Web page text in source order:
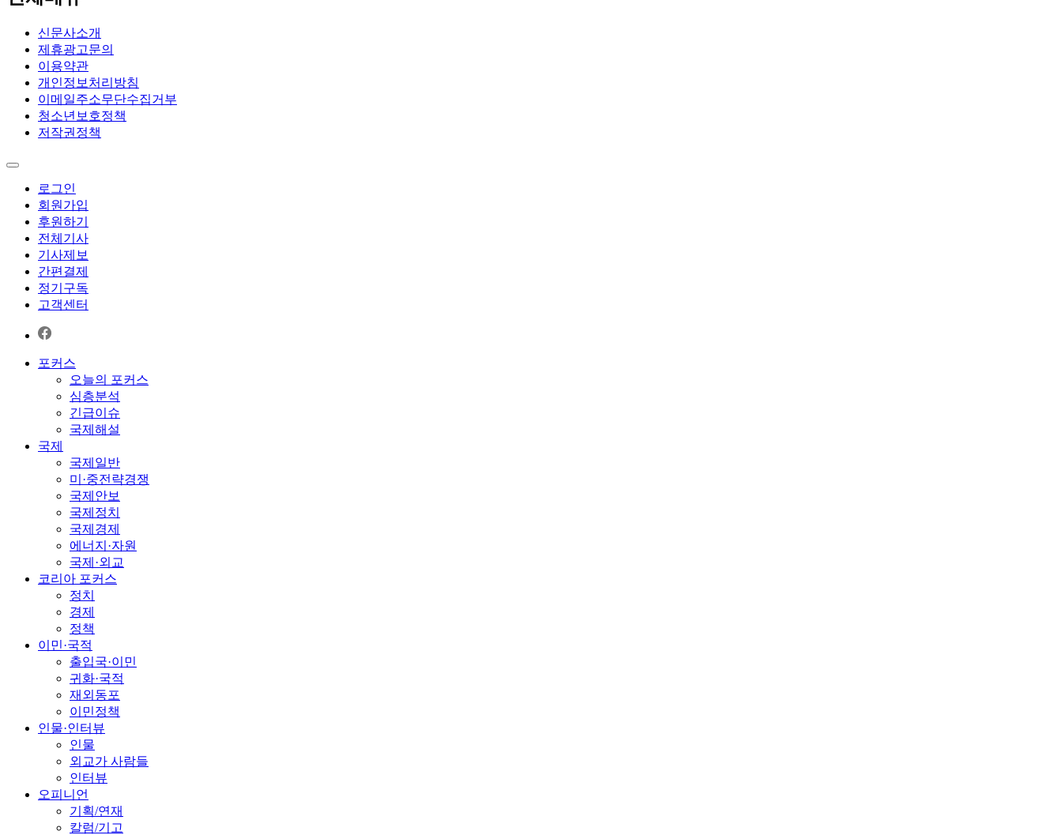
신문사소개
제휴광고문의
이용약관
개인정보처리방침
이메일주소무단수집거부
청소년보호정책
저작권정책
로그인
회원가입
후원하기
전체기사
기사제보
간편결제
정기구독
고객센터
포커스
오늘의 포커스
심층분석
긴급이슈
국제해설
국제
국제일반
미·중전략경쟁
국제안보
국제정치
국제경제
에너지·자원
국제·외교
코리아 포커스
정치
경제
정책
이민·국적
출입국·이민
귀화·국적
재외동포
이민정책
인물·인터뷰
인물
외교가 사람들
인터뷰
오피니언
기획/연재
칼럼/기고